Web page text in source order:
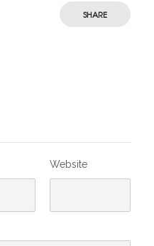
SHARE
Website